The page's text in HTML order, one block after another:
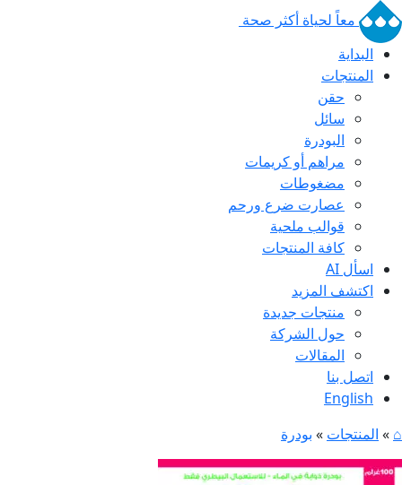
معاً لحياة أكثر صحة
البداية
المنتجات
حقن
سائل
البودرة
مراهم أو كريمات
مضغوطات
عصارت ضرع ورحم
قوالب ملحية
كافة المنتجات
اسأل AI
اكتشف المزيد
منتجات جديدة
حول الشركة
المقالات
اتصل بنا
English
⌂
» المنتجات » بودرة